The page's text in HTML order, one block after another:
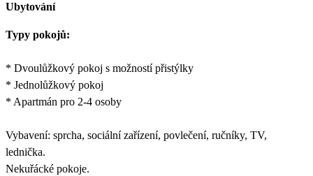
Ubytování
Typy pokojů:
* Dvoulůžkový pokoj s možností přistýlky
* Jednolůžkový pokoj
* Apartmán pro 2-4 osoby
Vybavení: sprcha, sociální zařízení, povlečení, ručníky, TV,
lednička.
Nekuřácké pokoje.